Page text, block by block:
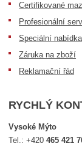
Certifikované
Profesionální
Speciální
Záruka na zboží
Reklamační řád
RYCHLÝ
Vysoké Mýto
Tel.:+420465 421